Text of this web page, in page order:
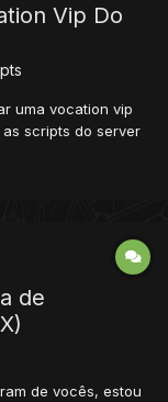
Vip Do
uma vocation vip
scripts do server
name="
de
de vocês, estou